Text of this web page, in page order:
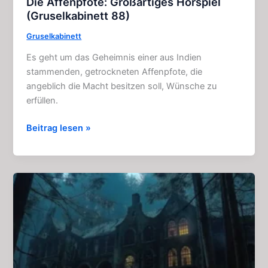
(Gruselkabinett 88)
Gruselkabinett
Es geht um das Geheimnis einer aus Indien
stammenden, getrockneten Affenpfote, die
angeblich die Macht besitzen soll, Wünsche zu
erfüllen.
Die
Großartiges
Hörspiel
(Gruselkabinett
88)
Beitrag lesen »